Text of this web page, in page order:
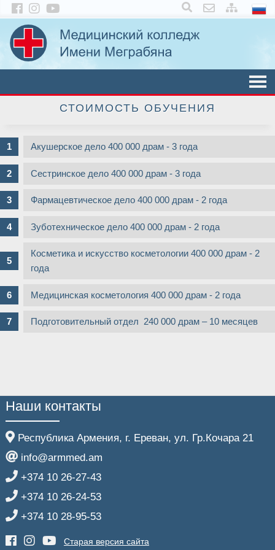
×
СТОИМОСТЬ ОБУЧЕНИЯ
Акушерское дело 400 000 драм - 3 года
Сестринское дело 400 000 драм - 3 года
Фармацевтическоe дело 400 000 драм - 2 года
Зуботехническое дело 400 000 драм - 2 года
Косметика и искусство косметологии 400 000 драм - 2
года
Медицинская косметология 400 000 драм - 2 года
Подготовительный отдел 240 000 драм – 10 месяцев
Наши контакты
Республика Армения, г. Ереван, ул. Гр.Кочара 21
info@armmed.am
+374 10 26-27-43
+374 10 26-24-53
+374 10 28-95-53
Старая версия сайта